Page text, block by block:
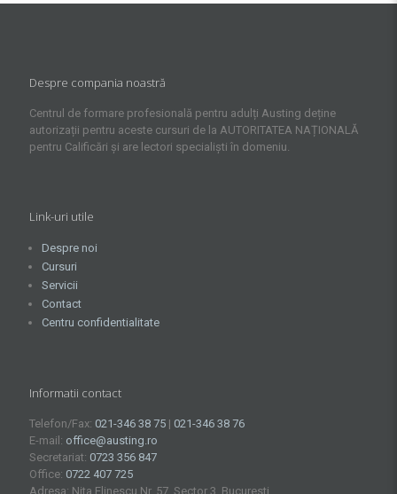
Despre compania noastră
Centrul de formare profesională pentru adulți Austing deține
autorizații pentru aceste cursuri de la AUTORITATEA NAȚIONALĂ
pentru Calificări și are lectori specialiști în domeniu.
Link-uri utile
Despre noi
Cursuri
Servicii
Contact
Centru confidentialitate
Informatii contact
Telefon/Fax: 021-346 38 75 | 021-346 38 76
E-mail: office@austing.ro
Secretariat: 0723 356 847
Office: 0722 407 725
Adresa: Nita Elinescu Nr. 57, Sector 3, Bucuresti